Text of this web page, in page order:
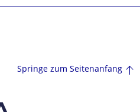
Springe zum Seitenanfang